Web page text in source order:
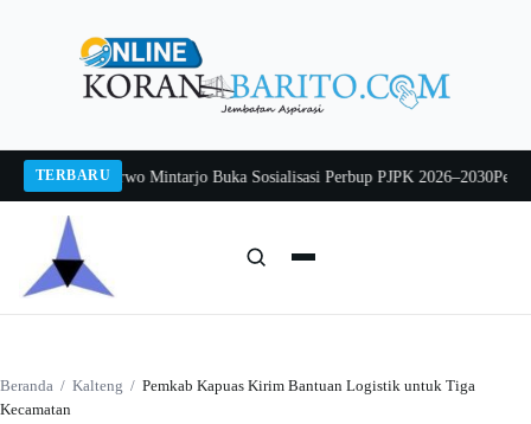
TERBARU
Sekda Sarwo Mintarjo Buka Sosialisasi Perbup PJPK 2026–2030Peternak
Beranda / Kalteng / Pemkab Kapuas Kirim Bantuan Logistik untuk Tiga
Kecamatan